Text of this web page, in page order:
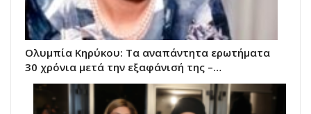
Ολυμπία Κηρύκου: Τα αναπάντητα ερωτήματα
30 χρόνια μετά την εξαφάνισή της –…